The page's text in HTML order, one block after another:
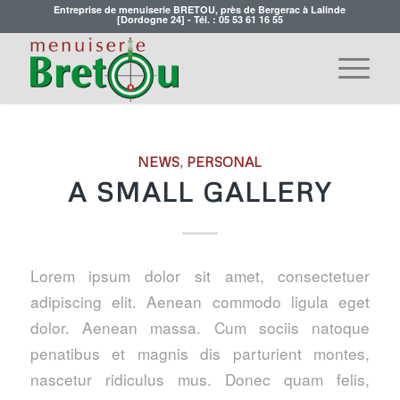
Entreprise de menuiserie BRETOU, près de Bergerac à Lalinde
[Dordogne 24] - Tél. :05 53 61 16 55
NEWS, PERSONAL
A SMALL GALLERY
Lorem ipsum dolor sit amet, consectetuer
adipiscing elit. Aenean commodo ligula eget
dolor. Aenean massa. Cum sociis natoque
penatibus et magnis dis parturient montes,
nascetur ridiculus mus. Donec quam felis,